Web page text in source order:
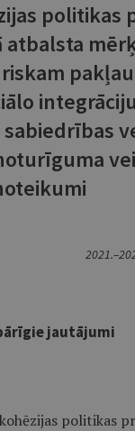
politikas
atbalsta
jautājumi
politikas